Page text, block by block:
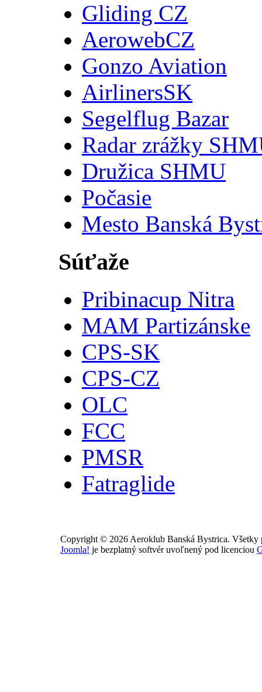
Gliding CZ
AerowebCZ
Gonzo Aviation
AirlinersSK
Segelflug Bazar
Radar zrážky
Družica SHMU
Počasie
Mesto Banská
Súťaže
Pribinacup Nitra
MAM Partizánske
CPS-SK
CPS-CZ
OLC
FCC
PMSR
Fatraglide
Copyright © 2026 Aeroklub Banská Bystrica. Všetky
Joomla! je bezplatný softvér uvoľnený pod licenciou